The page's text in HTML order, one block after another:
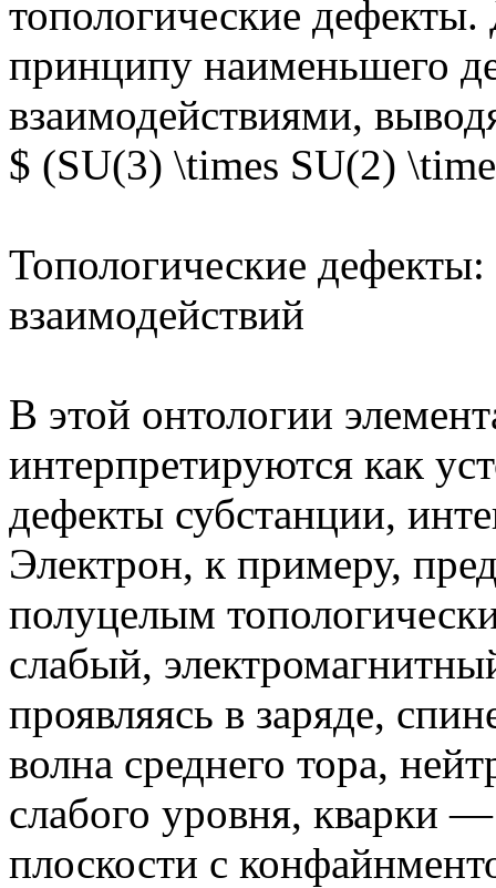
топологические
принципу наименьшего
взаимодействиями,
$ (SU(3) \times SU(2)
Топологические
взаимодействий
В этой онтологии
интерпретируются как
дефекты субстанции,
Электрон, к примеру,
полуцелым
слабый,
проявляясь в заряде,
волна среднего тора,
слабого уровня, кварки
плоскости с